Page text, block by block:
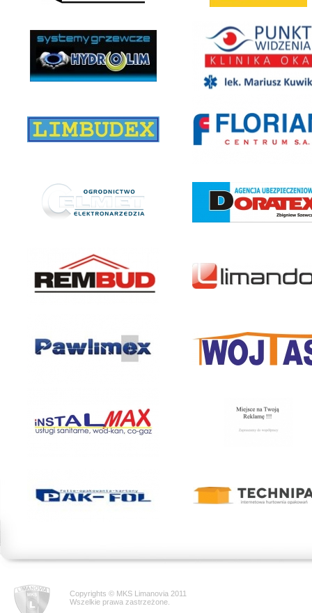
Copyrights © MKS Limanovia 2011
Wszelkie prawa zastrzeżone.